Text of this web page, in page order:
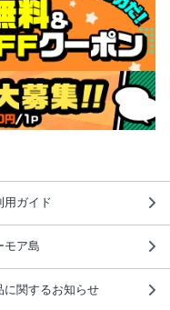
用ガイド
モア島
に関するお知らせ